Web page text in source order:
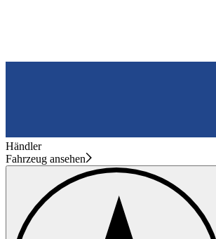
Händler
Fahrzeug ansehen